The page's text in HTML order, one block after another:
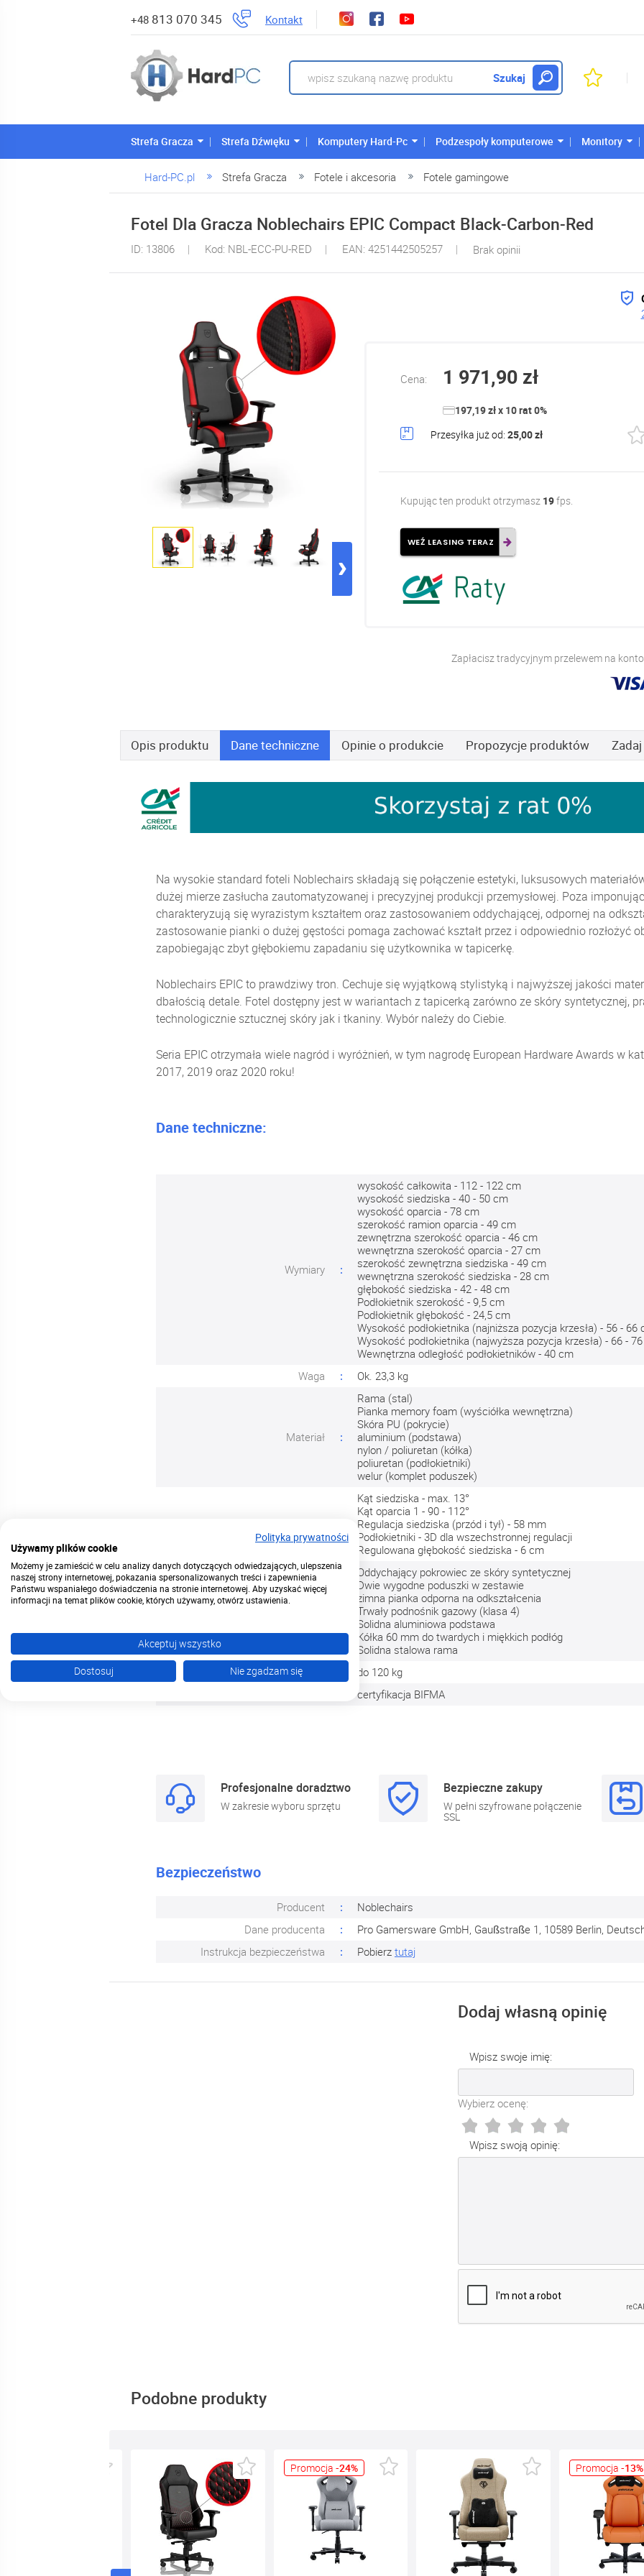
+48 813 070 345 Kontakt
Strefa Gracza Strefa Dźwięku Komputery Hard-Pc Podzespoły komputerowe Monitory
Szukaj
Hard-PC.pl Strefa Gracza Fotele i akcesoria Fotele gamingowe
Fotel Dla Gracza Noblechairs EPIC Compact Black-Carbon-Red
ID: 13806 Kod: NBL-ECC-PU-RED EAN: 4251442505257 Brak opinii
Cena: 1 971,90 zł
197,19 zł x 10 rat 0%
Przesyłka już od: 25,00 zł
Kupując ten produkt otrzymasz 19fps.
WEŹ LEASING TERAZ
Zapłacisz tradycyjnym przelewem na
Opis produktu Danetechniczne Opinieo produkcie Propozycje produktów
Na wysokie standard foteli Noblechairs składają się połączenie estetyki, luksusowych
dużej mierze zasłucha zautomatyzowanej i precyzyjnej produkcji przemysłowej. Poza
charakteryzują się wyrazistym kształtem oraz zastosowaniem oddychającej, odpornej na
zastosowanie pianki o dużej gęstości pomaga zachować kształt przez i odpowiednio rozłożyć
zapobiegając zbyt głębokiemu zapadaniu się użytkownika w tapicerkę.
Noblechairs EPIC to prawdziwy tron. Cechuje się wyjątkową stylistyką i najwyższej jakości
dbałością detale. Fotel dostępny jest w wariantach z tapicerką zarówno ze skóry syntetycznej,
technologicznie sztucznej skóry jak i tkaniny. Wybór należy do Ciebie.
Seria EPIC otrzymała wiele nagród i wyróżnień, w tym nagrodę European Hardware Awards w
2017, 2019 oraz 2020 roku!
Dane techniczne:
Wymiary
wysokość całkowita - 112 - 122 cm
wysokość siedziska - 40 - 50 cm
wysokość oparcia - 78 cm
szerokość ramion oparcia - 49 cm
zewnętrzna szerokość oparcia - 46 cm
wewnętrzna szerokość oparcia - 27 cm
szerokość zewnętrzna siedziska - 49 cm
wewnętrzna szerokość siedziska - 28 cm
głębokość siedziska - 42 - 48 cm
Podłokietnik szerokość - 9,5 cm
Podłokietnik głębokość - 24,5 cm
Wysokość podłokietnika (najniższa pozycja krzesła) - 56 - 66
Wysokość podłokietnika (najwyższa pozycja krzesła) - 66 -
Wewnętrzna odległość podłokietników - 40 cm
Waga
Ok. 23,3 kg
Materiał
Rama (stal)
Pianka memory foam (wyściółka wewnętrzna)
Skóra PU (pokrycie)
aluminium (podstawa)
nylon / poliuretan (kółka)
poliuretan (podłokietniki)
welur (komplet poduszek)
Kąt siedziska - max. 13°
Kąt oparcia 1 - 90 - 112°
Regulacja siedziska (przód i tył) - 58 mm
Podłokietniki - 3D dla wszechstronnej regulacji
Regulowana głębokość siedziska - 6 cm
Oddychający pokrowiec ze skóry syntetycznej
Dwie wygodne poduszki w zestawie
zimna pianka odporna na odkształcenia
Trwały podnośnik gazowy (klasa 4)
Solidna aluminiowa podstawa
Kółka 60 mm do twardych i miękkich podłóg
Solidna stalowa rama
Wytrzymałość
do 120 kg
certyfikacja BIFMA
Profesjonalne doradztwo
W zakresie wyboru sprzętu
Bezpieczne zakupy
W pełni szyfrowane połączenie
SSL
Bezpieczeństwo
Producent
Noblechairs
Dane producenta
Pro Gamersware GmbH, Gaußstraße 1, 10589 Berlin,
Instrukcja bezpieczeństwa
Pobierz tutaj
Dodaj własną opinię
Wpisz swoje imię:
Wybierz ocenę:
Wpisz swoją opinię:
Podobne produkty
Promocja -24% Promocja-13% Promocja -10%
Polityka prywatności
Używamy plików cookie
Możemy je zamieścić w celu analizy danych dotyczących odwiedzających, ulepszenia
naszej strony internetowej, pokazania spersonalizowanych treści i zapewnienia
Państwu wspaniałego doświadczenia na stronie internetowej. Aby uzyskać więcej
informacji na temat plików cookie, których używamy, otwórz ustawienia.
Akceptuj wszystko
Dostosuj
Nie zgadzam się